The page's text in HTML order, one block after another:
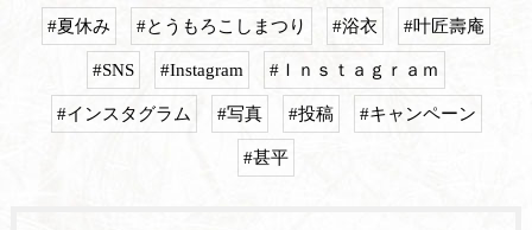
#夏休み #とうもろこしまつり #浴衣 #叶匠壽庵
#SNS #Instagram #Ｉｎｓｔａｇｒａｍ
#インスタグラム #写真 #投稿 #キャンペーン
#甚平